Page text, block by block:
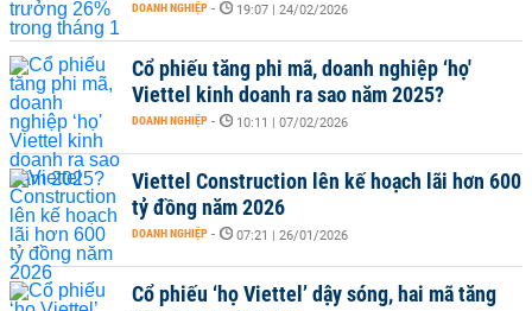
DOANH NGHIỆP - 19:07 | 24/02/2026
Cổ phiếu tăng phi mã, doanh nghiệp ‘họ'
Viettel kinh doanh ra sao năm 2025?
DOANH NGHIỆP - 10:11 | 07/02/2026
Viettel Construction lên kế hoạch lãi hơn 600
tỷ đồng năm 2026
DOANH NGHIỆP - 07:21 | 26/01/2026
Cổ phiếu ‘họ Viettel’ dậy sóng, hai mã tăng